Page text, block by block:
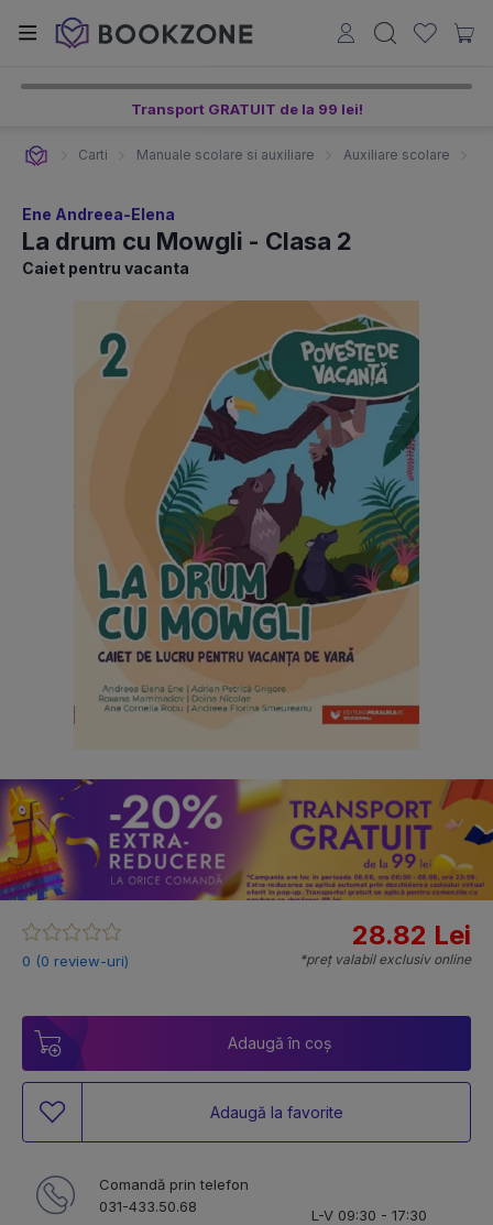
Transport GRATUIT de la 99 lei!
Carti Manuale scolare si auxiliare Auxiliare scolare
Ene Andreea-Elena
La drum cu Mowgli - Clasa 2
Caiet pentru vacanta
0 (0 review-uri)
28.82 Lei
*preț valabil exclusiv online
Adaugă în coș
Adaugă la favorite
Comandă prin telefon
031-433.50.68
L-V 09:30 - 17:30